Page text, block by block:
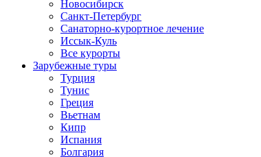
Новосибирск
Санкт-Петербург
Санаторно-курортное лечение
Иссык-Куль
Все курорты
Зарубежные туры
Турция
Тунис
Греция
Вьетнам
Кипр
Испания
Болгария